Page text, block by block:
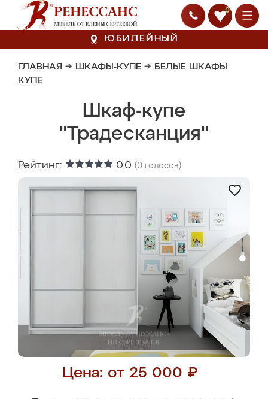
0
ЮБИЛЕЙНЫЙ
ГЛАВНАЯ → ШКАФЫ-КУПЕ → БЕЛЫЕ ШКАФЫ
КУПЕ
Шкаф-купе
"Традесканция"
Рейтинг: 0.0 (0 голосов)
Цена: от 25 000 ₽